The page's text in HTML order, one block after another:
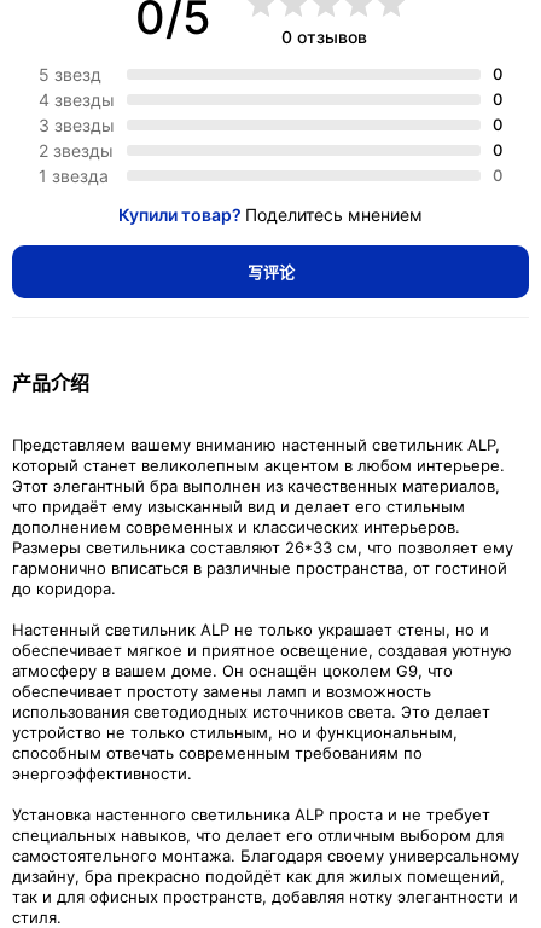
0/5
0 отзывов
5 звезд
0
4 звезды 0
3 звезды 0
2 звезды 0
1 звезда 0
Купили товар? Поделитесь мнением
写评论
产品介绍
Представляем вашему вниманию настенный светильник ALP,
который станет великолепным акцентом в любом интерьере.
Этот элегантный бра выполнен из качественных материалов,
что придаёт ему изысканный вид и делает его стильным
дополнением современных и классических интерьеров.
Размеры светильника составляют 26*33 см, что позволяет ему
гармонично вписаться в различные пространства, от гостиной
до коридора.
Настенный светильник ALP не только украшает стены, но и
обеспечивает мягкое и приятное освещение, создавая уютную
атмосферу в вашем доме. Он оснащён цоколем G9, что
обеспечивает простоту замены ламп и возможность
использования светодиодных источников света. Это делает
устройство не только стильным, но и функциональным,
способным отвечать современным требованиям по
энергоэффективности.
Установка настенного светильника ALP проста и не требует
специальных навыков, что делает его отличным выбором для
самостоятельного монтажа. Благодаря своему универсальному
дизайну, бра прекрасно подойдёт как для жилых помещений,
так и для офисных пространств, добавляя нотку элегантности и
стиля.